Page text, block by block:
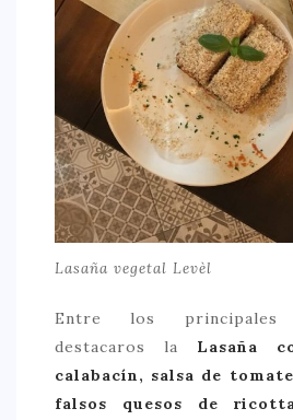
Lasaña vegetal Levèl
Entre los principales
destacaros la Lasaña
calabacín, salsa de
falsos quesos de